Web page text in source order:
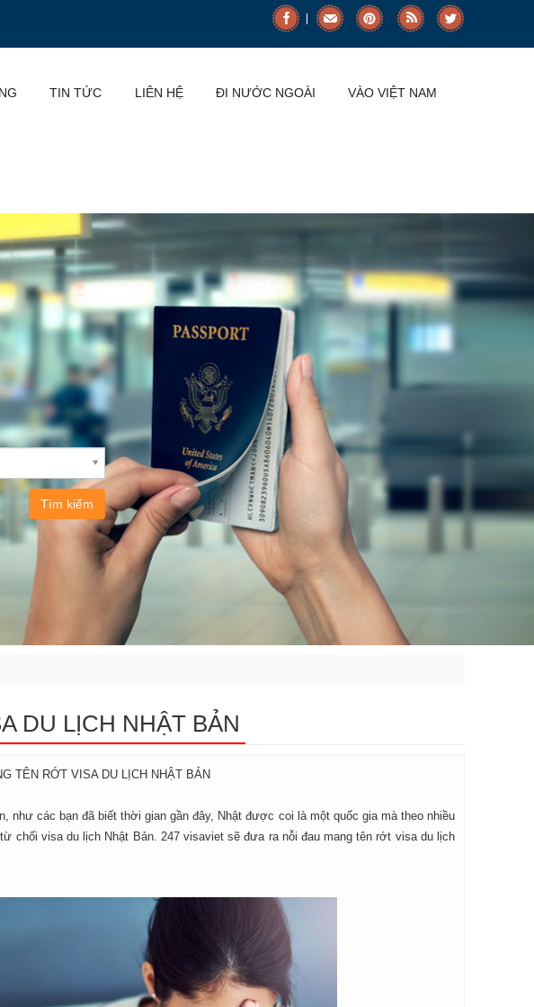
TIN TỨC LIÊN HỆ ĐI NƯỚC NGOÀI VÀO VIỆT NAM
Tìm kiếm
DU LỊCH NHẬT BẢN
TÊN RỚT VISA DU LỊCH NHẬT BẢN
như các bạn đã biết thời gian gần đây, Nhật được coi là một quốc gia mà theo nhiều
chối visa du lịch Nhật Bản. 247 visaviet sẽ đưa ra nỗi đau mang tên rớt visa du lịch